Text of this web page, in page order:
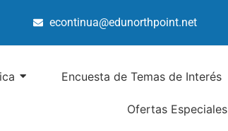
econtinua@edunorthpoint.net
Encuesta de Temas de Interés
Ofertas Especiales